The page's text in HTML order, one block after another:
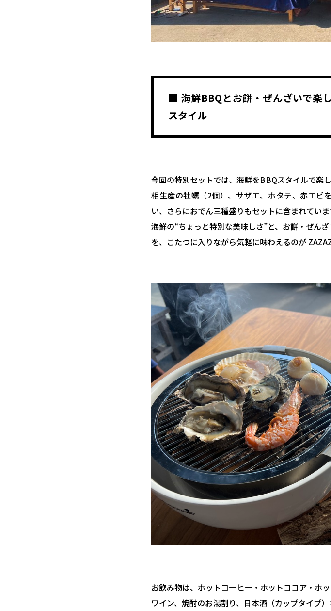
■ 海鮮BBQとお餅・ぜんざいで楽
スタイル
今回の特別セットでは、海鮮をBBQスタイルで楽
相生産の牡蠣（2個）、サザエ、ホタテ、赤エビ
い、さらにおでん三種盛りもセットに含まれていま
海鮮の“ちょっと特別な美味しさ”と、お餅・ぜん
を、こたつに入りながら気軽に味わえるのが
お飲み物は、ホットコーヒー・ホットココア・ホ
ワイン、焼酎のお湯割り、日本酒（カップタイプ